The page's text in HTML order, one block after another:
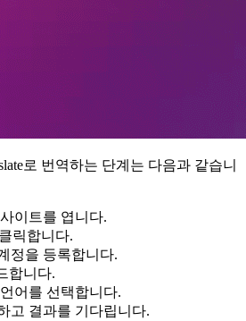
로 번역하는 단계는 다음과 같습니
이트를 엽니다.
릭합니다.
정을 등록합니다.
합니다.
어를 선택합니다.
고 결과를 기다립니다.